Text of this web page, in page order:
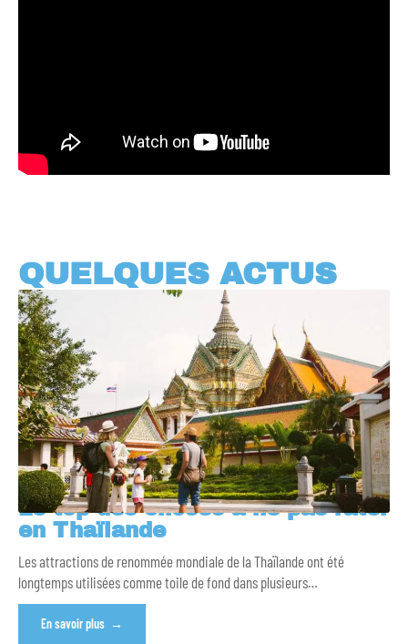
QUELQUES ACTUS
Le top des choses à ne pas rater
en Thaïlande
Les attractions de renommée mondiale de la Thaïlande ont été
longtemps utilisées comme toile de fond dans plusieurs…
En savoir plus